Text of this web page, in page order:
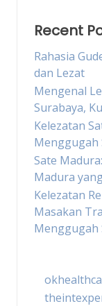
Recent
Rahasia
dan Lezat
Mengenal
Surabaya,
Kelezatan
Menggugah
Sate
Madura
Kelezatan
Masakan
Menggugah